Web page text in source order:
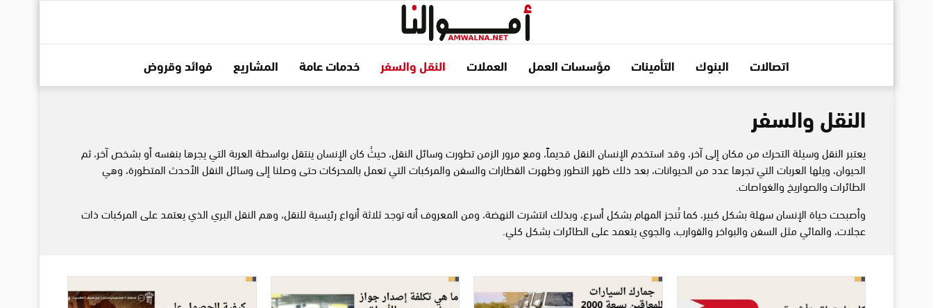
اتصالات البنوك التأمينات مؤسسات العمل العملات النقل والسفر خدمات عامة المشاريع فوائد وقروض
النقل والسفر
يعتبر النقل وسيلة التحرك من مكان إلى آخر، وقد استخدم الإنسان النقل قديماً، ومع مرور الزمن تطورت وسائل النقل، حيثُ كان الإنسان ينتقل بواسطة العربة التي يجرها بنفسه أو بشخص آخر، ثم
الحيوان، ويلها العربات التي تجرها عدد من الحيوانات، بعد ذلك ظهر التطور وظهرتالقطاراتوالسفنوالمركباتالتي تعمل بالمحركات حتى وصلنا إلى وسائل النقل الأحدث المتطورة، وهي
الطائراتوالصواريخوالغواصات.
وأصبحت حياة الإنسان سهلة بشكل كبير، كما تُنجز المهام بشكل أسرع، وبذلك انتشرت النهضة، ومن المعروف أنه توجد ثلاثة أنواع رئيسية للنقل، وهم النقل البري الذي يعتمد على المركبات ذات
عجلات، والمائي مثل السفن والبواخر والقوارب، والجوي يتعمد على الطائرات بشكل كلي.